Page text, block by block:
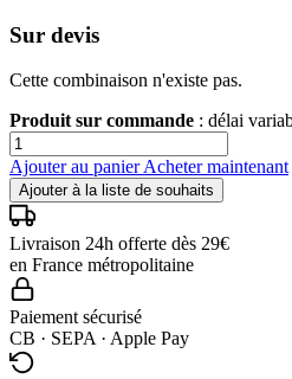
Sur devis
Cette combinaison n'existe pas.
Produit sur commande : délai
Ajouter au panierAcheter maintenant
Ajouter à la liste de souhaits
Livraison 24h offerte dès 29€
en France métropolitaine
Paiement sécurisé
CB · SEPA · Apple Pay